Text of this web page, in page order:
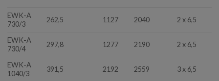
EWK-A
730/3
262,5 1127 2040 2 x 6,5
EWK-A
730/4
297,8 1277 2190 2 x 6,5
EWK-A
1040/3
391,5 2192 2559 3 x 6,5